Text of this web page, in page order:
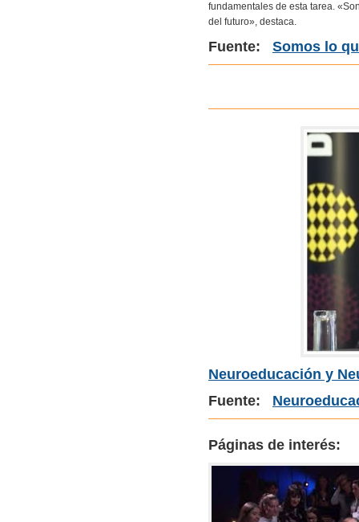
fundamentales de esta tarea.
del futuro», destaca.
Fuente: Somos lo
Neuroeducación y
Fuente:
Páginas de interés: